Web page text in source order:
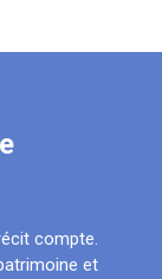
compte.
et